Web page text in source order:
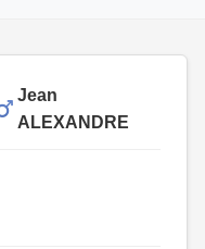
Jean
ALEXANDRE